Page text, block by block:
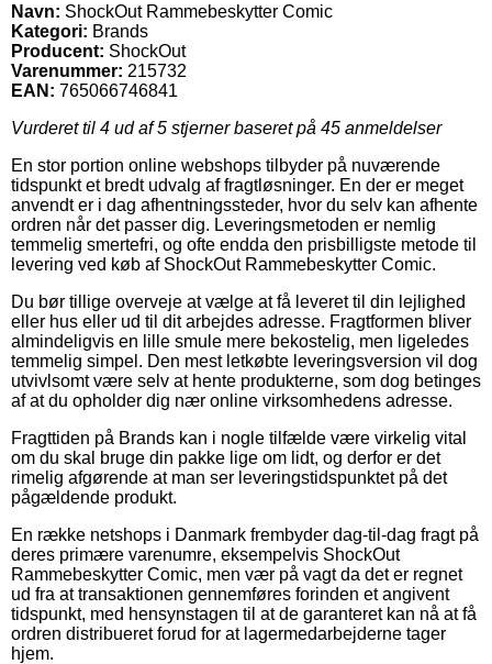
Navn: ShockOut Rammebeskytter Comic
Kategori: Brands
Producent: ShockOut
Varenummer: 215732
EAN: 765066746841
Vurderet til 4 ud af 5 stjerner baseret på 45 anmeldelser
En stor portion online webshops tilbyder på nuværende
tidspunkt et bredt udvalg af fragtløsninger. En der er meget
anvendt er i dag afhentningssteder, hvor du selv kan afhente
ordren når det passer dig. Leveringsmetoden er nemlig
temmelig smertefri, og ofte endda den prisbilligste metode til
levering ved køb af ShockOut Rammebeskytter Comic.
Du bør tillige overveje at vælge at få leveret til din lejlighed
eller hus eller ud til dit arbejdes adresse. Fragtformen bliver
almindeligvis en lille smule mere bekostelig, men ligeledes
temmelig simpel. Den mest letkøbte leveringsversion vil dog
utvivlsomt være selv at hente produkterne, som dog betinges
af at du opholder dig nær online virksomhedens adresse.
Fragttiden på Brands kan i nogle tilfælde være virkelig vital
om du skal bruge din pakke lige om lidt, og derfor er det
rimelig afgørende at man ser leveringstidspunktet på det
pågældende produkt.
En række netshops i Danmark frembyder dag-til-dag fragt på
deres primære varenumre, eksempelvis ShockOut
Rammebeskytter Comic, men vær på vagt da det er regnet
ud fra at transaktionen gennemføres forinden et angivent
tidspunkt, med hensynstagen til at de garanteret kan nå at få
ordren distribueret forud for at lagermedarbejderne tager
hjem.